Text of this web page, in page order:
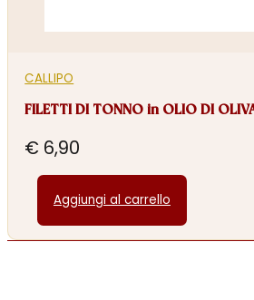
CALLIPO
FILETTI DI TONNO in OLIO DI
€ 6,90
Aggiungi al carrello